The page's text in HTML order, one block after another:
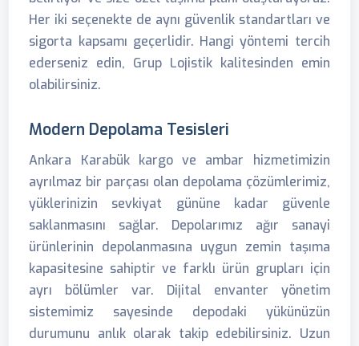
Her iki seçenekte de aynı güvenlik standartları ve
sigorta kapsamı geçerlidir. Hangi yöntemi tercih
ederseniz edin, Grup Lojistik kalitesinden emin
olabilirsiniz.
Modern Depolama Tesisleri
Ankara Karabük kargo ve ambar hizmetimizin
ayrılmaz bir parçası olan depolama çözümlerimiz,
yüklerinizin sevkiyat gününe kadar güvenle
saklanmasını sağlar. Depolarımız ağır sanayi
ürünlerinin depolanmasına uygun zemin taşıma
kapasitesine sahiptir ve farklı ürün grupları için
ayrı bölümler var. Dijital envanter yönetim
sistemimiz sayesinde depodaki yükünüzün
durumunu anlık olarak takip edebilirsiniz. Uzun